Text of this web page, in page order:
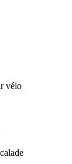
vélo